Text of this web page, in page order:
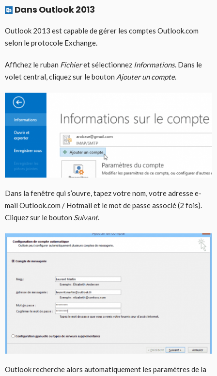
Dans Outlook 2013
Outlook 2013 est capable de gérer les comptes Outlook.com
selon le protocole Exchange.
Affichez le ruban Fichieret sélectionnez Informations. Dans le
volet central, cliquez sur le bouton Ajouter un compte.
Dans la fenêtre qui s’ouvre, tapez votre nom, votre adresse e-
mail Outlook.com / Hotmail et le mot de passe associé (2 fois).
Cliquez sur le bouton Suivant.
Outlook recherche alors automatiquement les paramètres de la